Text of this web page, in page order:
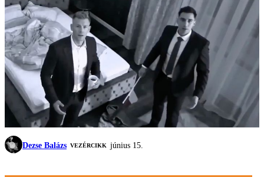
Dezse Balázs VEZÉRCIKK június 15.